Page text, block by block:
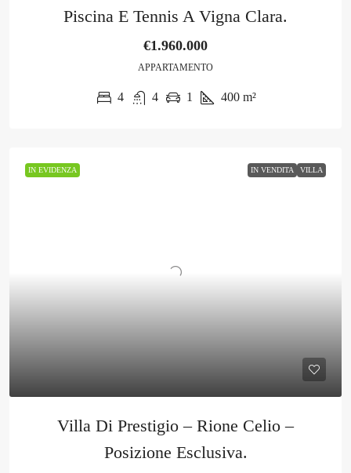
Piscina E Tennis A Vigna Clara.
€1.960.000
APPARTAMENTO
4 4 1 400 m²
IN EVIDENZA IN VENDITA VILLA
Villa Di Prestigio – Rione Celio –
Posizione Esclusiva.